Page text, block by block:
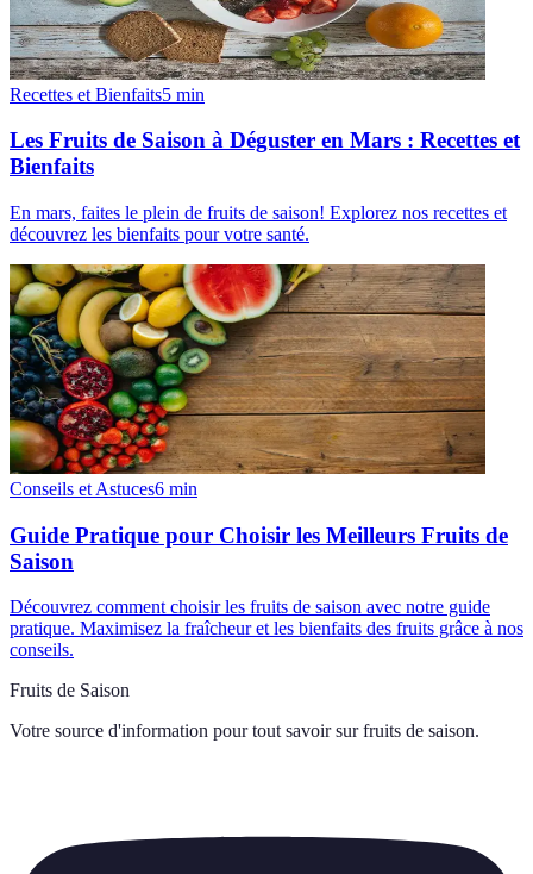
Recettes et Bienfaits5 min
Les Fruits de Saison à Déguster en Mars : Recettes et
Bienfaits
En mars, faites le plein de fruits de saison! Explorez nos recettes et
découvrez les bienfaits pour votre santé.
Conseils et Astuces6 min
Guide Pratique pour Choisir les Meilleurs Fruits de
Saison
Découvrez comment choisir les fruits de saison avec notre guide
pratique. Maximisez la fraîcheur et les bienfaits des fruits grâce à nos
conseils.
Fruits de Saison
Votre source d'information pour tout savoir sur fruits de saison.